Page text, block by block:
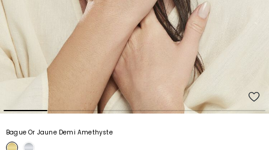
Bague Or Jaune Demi Amethyste